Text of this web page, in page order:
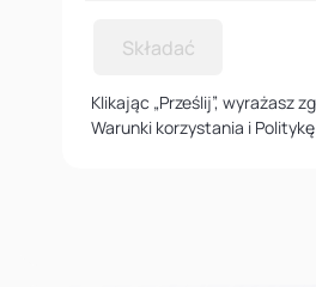
Składać
Klikając „Prześlij”, wyrażasz
Warunki korzystania i